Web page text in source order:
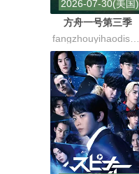
2026-07-30(美国)
方舟一号第三季
fangzhouyihaodisanji